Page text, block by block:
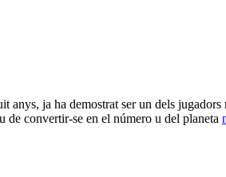
anys, ja ha demostrat ser un dels jugadors
de convertir-se en el número u del planeta